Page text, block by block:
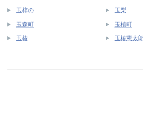
玉梓の 玉梨
玉森町 玉植町
玉椿 玉椿憲太